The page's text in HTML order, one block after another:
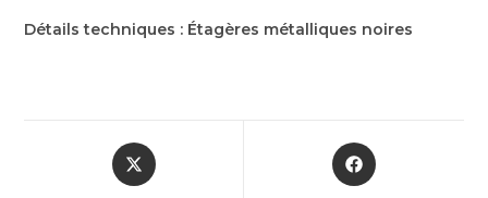
Détails techniques : Étagères métalliques noires